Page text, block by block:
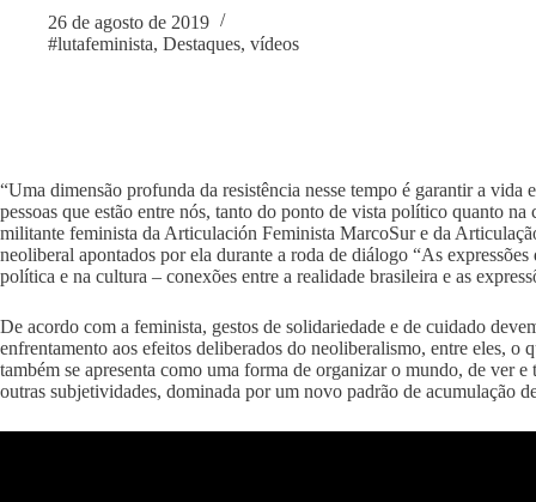
26 de agosto de 2019
#lutafeminista, Destaques, vídeos
“Uma dimensão profunda da resistência nesse tempo é garantir a vida
pessoas que estão entre nós, tanto do ponto de vista político quanto
militante feminista da Articulación Feminista MarcoSur e da
neoliberal apontados por ela durante a roda de diálogo “As
política e na cultura – conexões entre a realidade brasileira e as
De acordo com a feminista, gestos de solidariedade e de cuidado
enfrentamento aos efeitos deliberados do neoliberalismo, entre eles,
também se apresenta como uma forma de organizar o mundo, de ver
outras subjetividades, dominada por um novo padrão de acumulação